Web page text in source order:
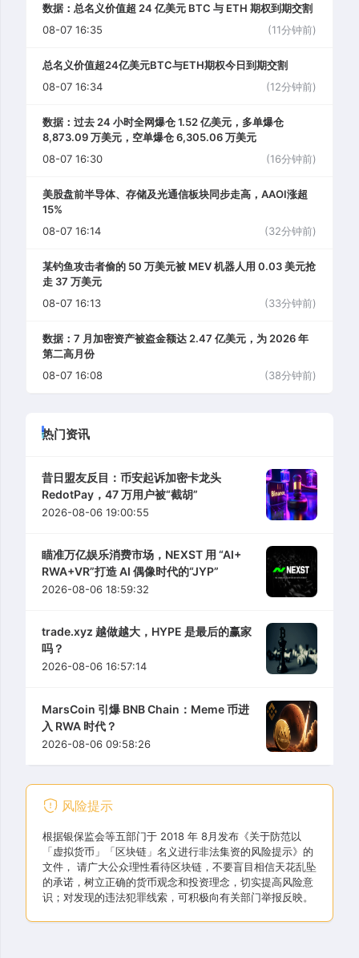
数据：总名义价值超 24 亿美元 BTC 与 ETH 期权到期交割
08-07 16:35
(11分钟前)
总名义价值超24亿美元BTC与ETH期权今日到期交割
08-07 16:34
(12分钟前)
数据：过去 24 小时全网爆仓 1.52 亿美元，多单爆仓
8,873.09 万美元，空单爆仓 6,305.06 万美元
08-07 16:30
(16分钟前)
美股盘前半导体、存储及光通信板块同步走高，AAOI涨超
15%
08-07 16:14
(32分钟前)
某钓鱼攻击者偷的 50 万美元被 MEV 机器人用 0.03 美元抢
走 37 万美元
08-07 16:13
(33分钟前)
数据：7 月加密资产被盗金额达 2.47 亿美元，为 2026 年
第二高月份
08-07 16:08
(38分钟前)
热门资讯
昔日盟友反目：币安起诉加密卡龙头
RedotPay，47 万用户被“截胡”
2026-08-06 19:00:55
瞄准万亿娱乐消费市场，NEXST 用 “AI+
RWA+VR”打造 AI 偶像时代的“JYP”
2026-08-06 18:59:32
trade.xyz 越做越大，HYPE 是最后的赢家
吗？
2026-08-06 16:57:14
MarsCoin 引爆 BNB Chain：Meme 币进
入 RWA 时代？
2026-08-06 09:58:26
风险提示
根据银保监会等五部门于 2018 年 8月发布《关于防范以
「虚拟货币」「区块链」名义进行非法集资的风险提示》的
文件， 请广大公众理性看待区块链，不要盲目相信天花乱坠
的承诺，树立正确的货币观念和投资理念，切实提高风险意
识；对发现的违法犯罪线索，可积极向有关部门举报反映。